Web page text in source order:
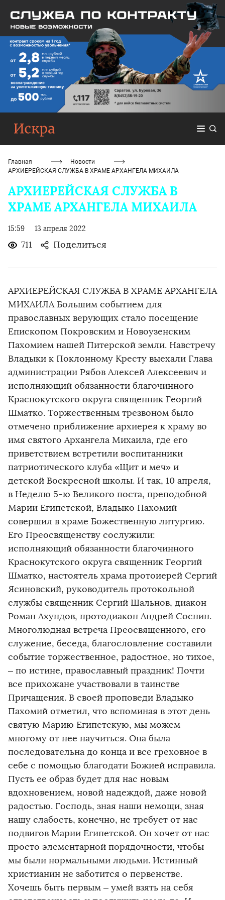
Главная
Новости
АРХИЕРЕЙСКАЯ СЛУЖБА В ХРАМЕ АРХАНГЕЛА МИХАИЛА
АРХИЕРЕЙСКАЯ СЛУЖБА В
ХРАМЕ АРХАНГЕЛА МИХАИЛА
15:59 13 апреля 2022
711 Поделиться
АРХИЕРЕЙСКАЯ СЛУЖБА В ХРАМЕ АРХАНГЕЛА
МИХАИЛА Большим событием для
православных верующих стало посещение
Епископом Покровским и Новоузенским
Пахомием нашей Питерской земли. Навстречу
Владыки к Поклонному Кресту выехали Глава
администрации Рябов Алексей Алексеевич и
исполняющий обязанности благочинного
Краснокутского округа священник Георгий
Шматко. Торжественным трезвоном было
отмечено приближение архиерея к храму во
имя святого Архангела Михаила, где его
приветствием встретили воспитанники
патриотического клуба «Щит и меч» и
детской Воскресной школы. И так, 10 апреля,
в Неделю 5-ю Великого поста, преподобной
Марии Египетской, Владыко Пахомий
совершил в храме Божественную литургию.
Его Преосвященству сослужили:
исполняющий обязанности благочинного
Краснокутского округа священник Георгий
Шматко, настоятель храма протоиерей Сергий
Ясиновский, руководитель протокольной
службы священник Сергий Шальнов, диакон
Роман Ахундов, протодиакон Андрей Соснин.
Многолюдная встреча Преосвященного, его
служение, беседа, благословление составили
событие торжественное, радостное, но тихое,
– по истине, православный праздник! Почти
все прихожане участвовали в таинстве
Причащения. В своей проповеди Владыко
Пахомий отметил, что вспоминая в этот день
святую Марию Египетскую, мы можем
многому от нее научиться. Она была
последовательна до конца и все греховное в
себе с помощью благодати Божией исправила.
Пусть ее образ будет для нас новым
вдохновением, новой надеждой, даже новой
радостью. Господь, зная наши немощи, зная
нашу слабость, конечно, не требует от нас
подвигов Марии Египетской. Он хочет от нас
просто элементарной порядочности, чтобы
мы были нормальными людьми. Истинный
христианин не заботится о первенстве.
Хочешь быть первым – умей взять на себя